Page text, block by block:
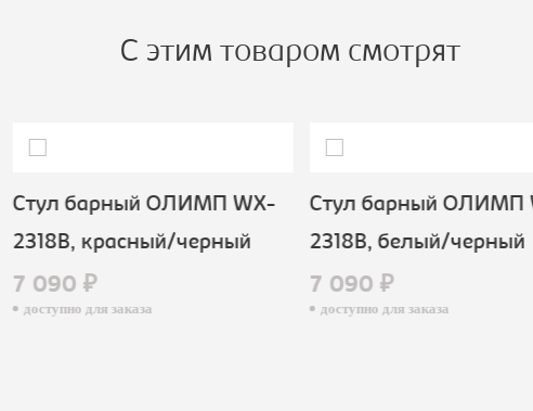
С этим товаром смотрят
Стул барный ОЛИМП WX-
2318B, красный/черный
7 090 ₽
доступно для заказа
Стул барный ОЛИМП
2318B, белый/черный
7 090 ₽
доступно для заказа